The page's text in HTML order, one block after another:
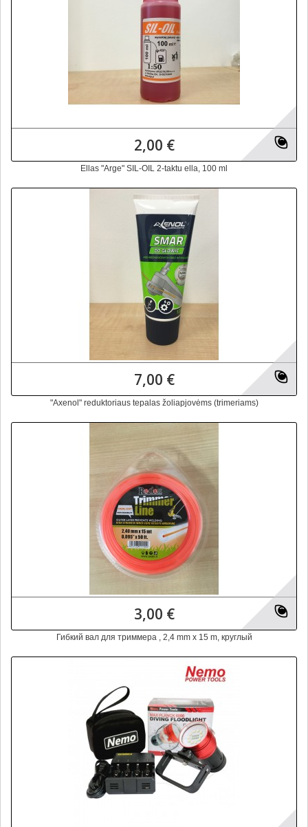
2,00 €
Ellas "Arge" SIL-OIL 2-taktu ella, 100 ml
7,00 €
"Axenol" reduktoriaus tepalas žoliapjovėms (trimeriams)
3,00 €
Гибкий вал для триммера , 2,4 mm x 15 m, круглый